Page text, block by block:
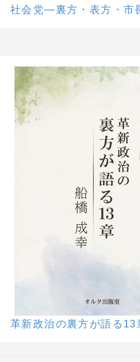
社会党―裏方・表方・市
革新政治の裏方が語る